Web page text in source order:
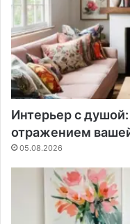
Интерьер с
отражением
05.08.2026